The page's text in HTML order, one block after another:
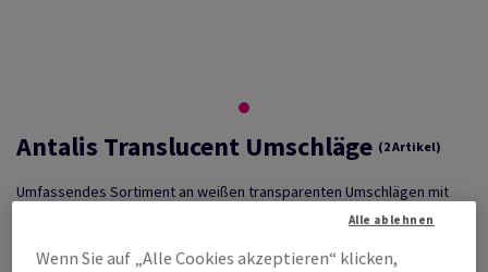
Antalis Translucent Umschläge (2 Artikel)
Umfassendes Sortiment an weißen transparenten Umschlägen mit
Wenn Sie auf „Alle Cookies akzeptieren“ klicken,
Alle ablehnen